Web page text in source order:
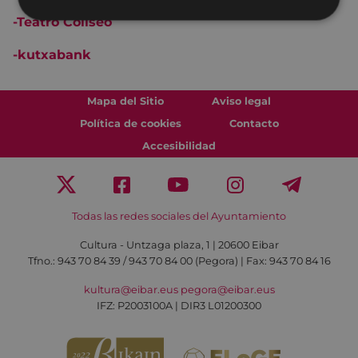
-Teatro Coliseo
-kutxabank
Mapa del Sitio
Aviso legal
Política de cookies
Contacto
Accesibilidad
Todas las redes sociales del Ayuntamiento
Cultura - Untzaga plaza, 1 | 20600 Eibar
Tfno.: 943 70 84 39 / 943 70 84 00 (Pegora) | Fax: 943 70 84 16
kultura@eibar.eus pegora@eibar.eus
IFZ: P2003100A | DIR3 L01200300